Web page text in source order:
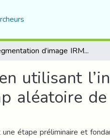
Segmentation d’image IRM cérébrale en utilisant l’intensité et l’information contextuelle par le champ aléatoire de Markov
utilisant
aléatoire
étape préliminaire et